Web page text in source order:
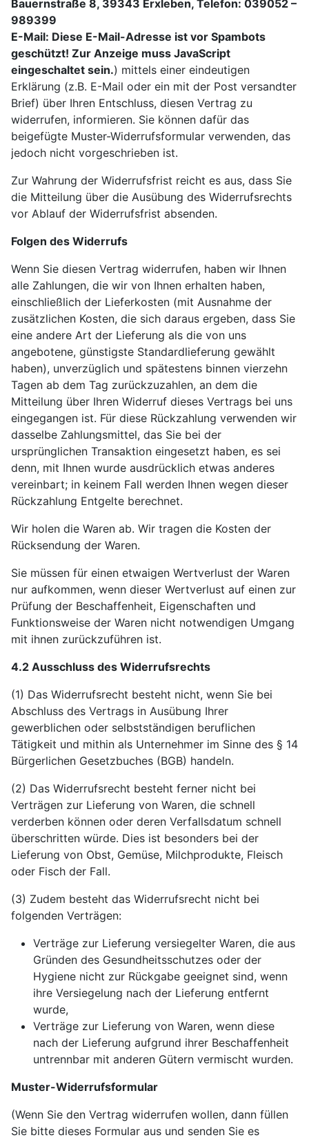
Bauernstraße 8, 39343 Erxleben, Telefon: 039052 –
989399
E-Mail: Diese E-Mail-Adresse ist vor Spambots
geschützt! Zur Anzeige muss JavaScript
eingeschaltet sein.) mittels einer eindeutigen
Erklärung (z.B. E-Mail oder ein mit der Post versandter
Brief) über Ihren Entschluss, diesen Vertrag zu
widerrufen, informieren. Sie können dafür das
beigefügte Muster-Widerrufsformular verwenden, das
jedoch nicht vorgeschrieben ist.
Zur Wahrung der Widerrufsfrist reicht es aus, dass Sie
die Mitteilung über die Ausübung des Widerrufsrechts
vor Ablauf der Widerrufsfrist absenden.
Folgen des Widerrufs
Wenn Sie diesen Vertrag widerrufen, haben wir Ihnen
alle Zahlungen, die wir von Ihnen erhalten haben,
einschließlich der Lieferkosten (mit Ausnahme der
zusätzlichen Kosten, die sich daraus ergeben, dass Sie
eine andere Art der Lieferung als die von uns
angebotene, günstigste Standardlieferung gewählt
haben), unverzüglich und spätestens binnen vierzehn
Tagen ab dem Tag zurückzuzahlen, an dem die
Mitteilung über Ihren Widerruf dieses Vertrags bei uns
eingegangen ist. Für diese Rückzahlung verwenden wir
dasselbe Zahlungsmittel, das Sie bei der
ursprünglichen Transaktion eingesetzt haben, es sei
denn, mit Ihnen wurde ausdrücklich etwas anderes
vereinbart; in keinem Fall werden Ihnen wegen dieser
Rückzahlung Entgelte berechnet.
Wir holen die Waren ab. Wir tragen die Kosten der
Rücksendung der Waren.
Sie müssen für einen etwaigen Wertverlust der Waren
nur aufkommen, wenn dieser Wertverlust auf einen zur
Prüfung der Beschaffenheit, Eigenschaften und
Funktionsweise der Waren nicht notwendigen Umgang
mit ihnen zurückzuführen ist.
4.2 Ausschluss des Widerrufsrechts
(1) Das Widerrufsrecht besteht nicht, wenn Sie bei
Abschluss des Vertrags in Ausübung Ihrer
gewerblichen oder selbstständigen beruflichen
Tätigkeit und mithin als Unternehmer im Sinne des § 14
Bürgerlichen Gesetzbuches (BGB) handeln.
(2) Das Widerrufsrecht besteht ferner nicht bei
Verträgen zur Lieferung von Waren, die schnell
verderben können oder deren Verfallsdatum schnell
überschritten würde. Dies ist besonders bei der
Lieferung von Obst, Gemüse, Milchprodukte, Fleisch
oder Fisch der Fall.
(3) Zudem besteht das Widerrufsrecht nicht bei
folgenden Verträgen:
Verträge zur Lieferung versiegelter Waren, die aus
Gründen des Gesundheitsschutzes oder der
Hygiene nicht zur Rückgabe geeignet sind, wenn
ihre Versiegelung nach der Lieferung entfernt
wurde,
Verträge zur Lieferung von Waren, wenn diese
nach der Lieferung aufgrund ihrer Beschaffenheit
untrennbar mit anderen Gütern vermischt wurden.
Muster-Widerrufsformular
(Wenn Sie den Vertrag widerrufen wollen, dann füllen
Sie bitte dieses Formular aus und senden Sie es